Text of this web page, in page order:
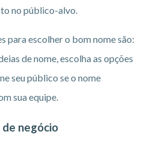
no público-alvo.
para escolher o bom nome são:
de nome, escolha as opções
seu público se o nome
sua equipe.
negócio